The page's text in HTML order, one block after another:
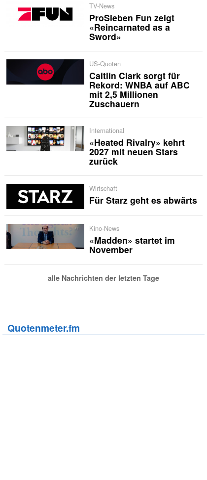
TV-News
ProSieben Fun zeigt
«Reincarnated as a
Sword»
US-Quoten
Caitlin Clark sorgt für
Rekord: WNBA auf ABC
mit 2,5 Millionen
Zuschauern
International
«Heated Rivalry» kehrt
2027 mit neuen Stars
zurück
Wirtschaft
Für Starz geht es abwärts
Kino-News
«Madden» startet im
November
alle Nachrichten der letzten Tage
Quotenmeter.fm